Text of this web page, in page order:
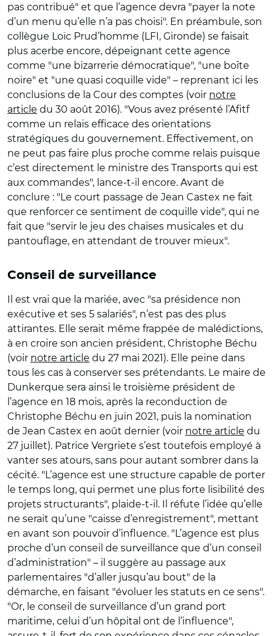
pas contribué" et que l’agence devra "payer la note
d’un menu qu’elle n’a pas choisi". En préambule, son
collègue Loïc Prud’homme (LFI, Gironde) se faisait
plus acerbe encore, dépeignant cette agence
comme "une bizarrerie démocratique", "une boîte
noire" et "une quasi coquille vide" – reprenant ici les
conclusions de la Cour des comptes (voir notre
article du 30 août 2016). "Vous avez présenté l’Afitf
comme un relais efficace des orientations
stratégiques du gouvernement. Effectivement, on
ne peut pas faire plus proche comme relais puisque
c’est directement le ministre des Transports qui est
aux commandes", lance-t-il encore. Avant de
conclure : "Le court passage de Jean Castex ne fait
que renforcer ce sentiment de coquille vide", qui ne
fait que "servir le jeu des chaises musicales et du
pantouflage, en attendant de trouver mieux".
Conseil de surveillance
Il est vrai que la mariée, avec "sa présidence non
exécutive et ses 5 salariés", n’est pas des plus
attirantes. Elle serait même frappée de malédictions,
à en croire son ancien président, Christophe Béchu
(voir notre article du 27 mai 2021). Elle peine dans
tous les cas à conserver ses prétendants. Le maire de
Dunkerque sera ainsi le troisième président de
l’agence en 18 mois, après la reconduction de
Christophe Béchu en juin 2021, puis la nomination
de Jean Castex en août dernier (voir notre article du
27 juillet). Patrice Vergriete s’est toutefois employé à
vanter ses atours, sans pour autant sombrer dans la
cécité. "L’agence est une structure capable de porter
le temps long, qui permet une plus forte lisibilité des
projets structurants", plaide-t-il. Il réfute l’idée qu’elle
ne serait qu’une "caisse d’enregistrement", mettant
en avant son pouvoir d’influence. "L’agence est plus
proche d’un conseil de surveillance que d’un conseil
d’administration" – il suggère au passage aux
parlementaires "d’aller jusqu’au bout" de la
démarche, en faisant "évoluer les statuts en ce sens".
"Or, le conseil de surveillance d’un grand port
maritime, celui d’un hôpital ont de l’influence",